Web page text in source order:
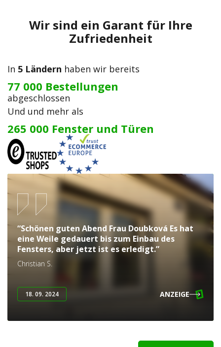
Wir sind ein Garant für Ihre
Zufriedenheit
In 5 Ländern haben wir bereits
77 000 Bestellungen
abgeschlossen
Und und mehr als
265 000 Fenster und Türen
“Schönen guten Abend Frau Doubková Es hat
eine Weile gedauert bis zum Einbau des
Fensters, aber jetzt ist es erledigt.”
Christian S.
18. 09. 2024 ANZEIGE